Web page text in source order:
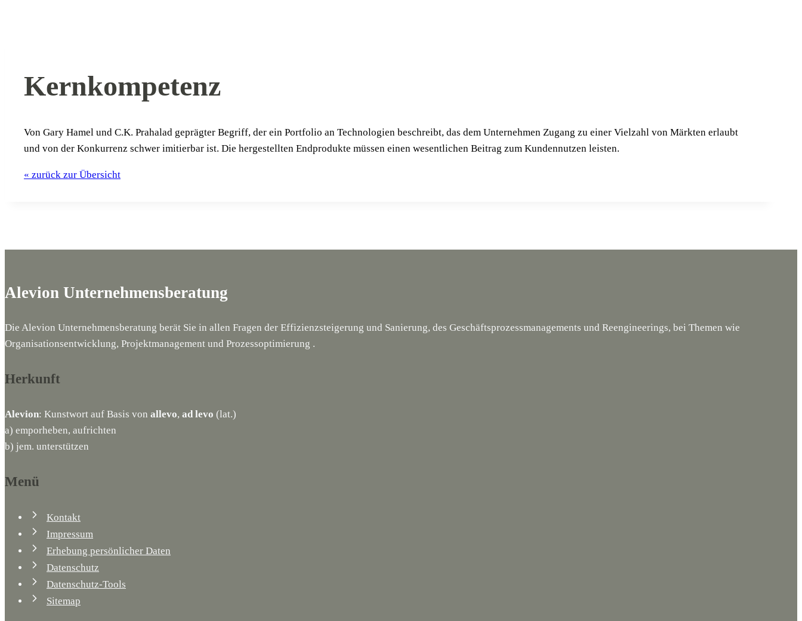
Kernkompetenz
Von Gary Hamel und C.K. Pra­ha­lad gepräg­ter Begriff, der ein Port­fo­lio an Tech­no­lo­gien beschreibt, das dem Unter­neh­men Zugang zu einer Viel­zahl von Märk­ten erlaubt
und von der Kon­kur­renz schwer imi­tier­bar ist. Die her­ge­stell­ten End­pro­duk­te müs­sen einen wesent­li­chen Bei­trag zum Kun­den­nut­zen leisten.
« zurück zur Übersicht
Alevion Unternehmensberatung
Die Alevion Unternehmensberatung berät Sie in allen Fragen der Effizienzsteigerung und Sanierung, des Geschäftsprozessmanagements und Reengineerings, bei Themen wie
Organisationsentwicklung, Projektmanagement und Prozessoptimierung .
Herkunft
Alevion: Kunstwort auf Basis von allevo, ad levo (lat.)
a) emporheben, aufrichten
b) jem. unterstützen
Menü
Kontakt
Impressum
Erhebung persönlicher Daten
Datenschutz
Datenschutz-Tools
Sitemap